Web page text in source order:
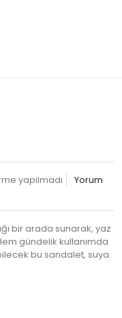
yapılmadı
Yorum
bir arada sunarak, yaz
gündelik kullanımda
bu sandalet, suya